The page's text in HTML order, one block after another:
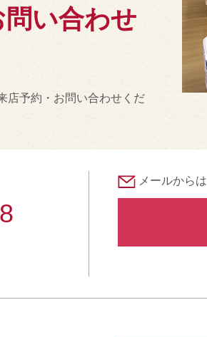
い合わせ
店予約・お問い合わせくだ
メールからは